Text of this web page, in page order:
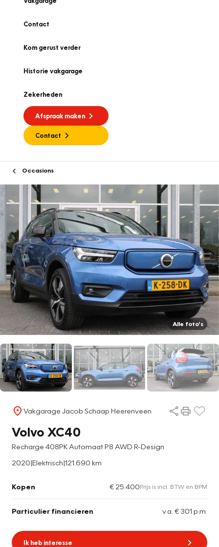
Contact
Kom gerust verder
Historie vakgarage
Zekerheden
Afspraak maken
Contact
Occasions
Alle foto's
Vakgarage Jacob Schaap Heerenveen
Volvo XC40
Recharge 408PK Automaat P8 AWD R-Design
2020|Elektrisch|121.690 km
Kopen € 25.400Prijs is incl. BTW en BPM
Particulier financieren v.a. € 301 p.m.
Ik heb interesse